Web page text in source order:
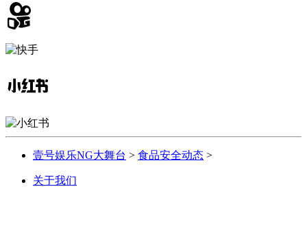
壹号娱乐NG大舞台 > 食品安全动态 >
关于我们